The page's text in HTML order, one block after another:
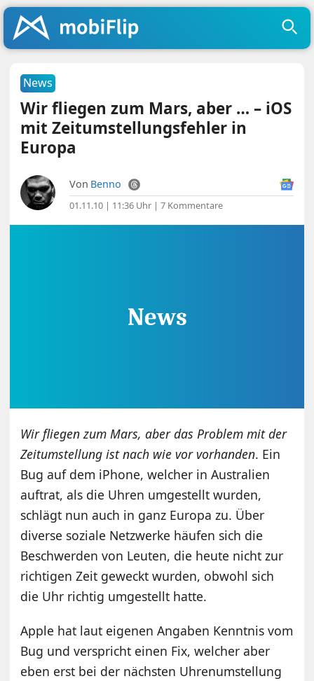
News
Wir fliegen zum Mars, aber … – iOS
mit Zeitumstellungsfehler in
Europa
Von Benno
01.11.10 | 11:36 Uhr |7 Kommentare
Wir fliegen zum Mars, aber das Problem mit der
Zeitumstellung ist nach wie vor vorhanden. Ein
Bug auf dem iPhone, welcher in Australien
auftrat, als die Uhren umgestellt wurden,
schlägt nun auch in ganz Europa zu. Über
diverse soziale Netzwerke häufen sich die
Beschwerden von Leuten, die heute nicht zur
richtigen Zeit geweckt wurden, obwohl sich
die Uhr richtig umgestellt hatte.
Apple hat laut eigenen Angaben Kenntnis vom
Bug und verspricht einen Fix, welcher aber
eben erst bei der nächsten Uhrenumstellung